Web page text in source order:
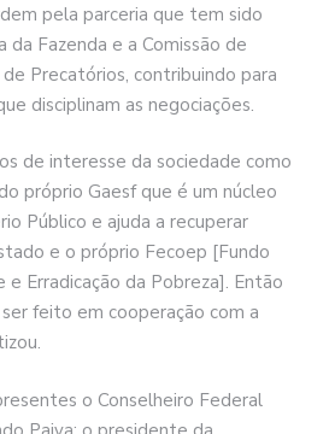
pela parceria que tem sido
Fazenda e a Comissão de
Precatórios, contribuindo para
disciplinam as negociações.
de interesse da sociedade como
próprio Gaesf que é um núcleo
Público e ajuda a recuperar
e o próprio Fecoep [Fundo
Erradicação da Pobreza]. Então
feito em cooperação com a
o Conselheiro Federal